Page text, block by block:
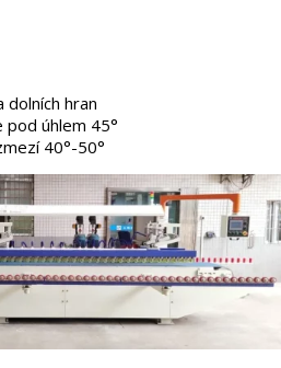
dolních hran
pod úhlem 45°
40°-50°